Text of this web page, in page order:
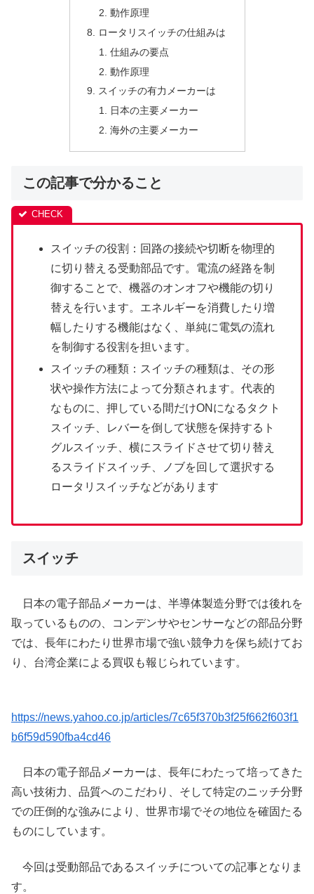
動作原理
ロータリスイッチの仕組みは
仕組みの要点
動作原理
スイッチの有力メーカーは
日本の主要メーカー
海外の主要メーカー
この記事で分かること
スイッチの役割：回路の接続や切断を物理的
に切り替える受動部品です。電流の経路を制
御することで、機器のオンオフや機能の切り
替えを行います。エネルギーを消費したり増
幅したりする機能はなく、単純に電気の流れ
を制御する役割を担います。
スイッチの種類：スイッチの種類は、その形
状や操作方法によって分類されます。代表的
なものに、押している間だけONになるタクト
スイッチ、レバーを倒して状態を保持するト
グルスイッチ、横にスライドさせて切り替え
るスライドスイッチ、ノブを回して選択する
ロータリスイッチなどがあります
スイッチ
日本の電子部品メーカーは、半導体製造分野では後れを
取っているものの、コンデンサやセンサーなどの部品分野
では、長年にわたり世界市場で強い競争力を保ち続けてお
り、台湾企業による買収も報じられています。
https://news.yahoo.co.jp/articles/7c65f370b3f25f662f603f1
b6f59d590fba4cd46
日本の電子部品メーカーは、長年にわたって培ってきた
高い技術力、品質へのこだわり、そして特定のニッチ分野
での圧倒的な強みにより、世界市場でその地位を確固たる
ものにしています。
今回は受動部品であるスイッチについての記事となりま
す。